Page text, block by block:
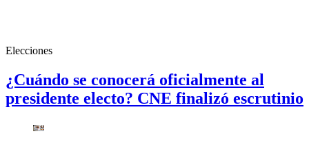
Elecciones
¿Cuándo se conocerá oficialmente al
presidente electo? CNE finalizó escrutinio